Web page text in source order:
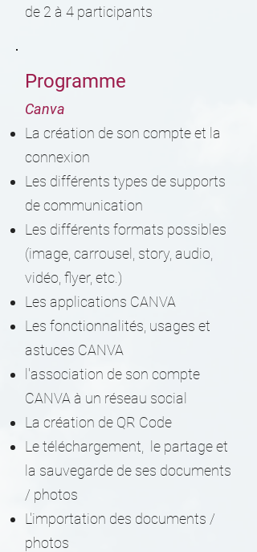
de 2 à 4 participants
Programme
Canva
La création de son compte et la
connexion
Les différents types de supports
de communication
Les différents formats possibles
(image, carrousel, story, audio,
vidéo, flyer, etc.)
Les applications CANVA
Les fonctionnalités, usages et
astuces CANVA
l'association de son compte
CANVA à un réseau social
La création de QR Code
Le téléchargement, le partage et
la sauvegarde de ses documents
/ photos
L'importation des documents /
photos